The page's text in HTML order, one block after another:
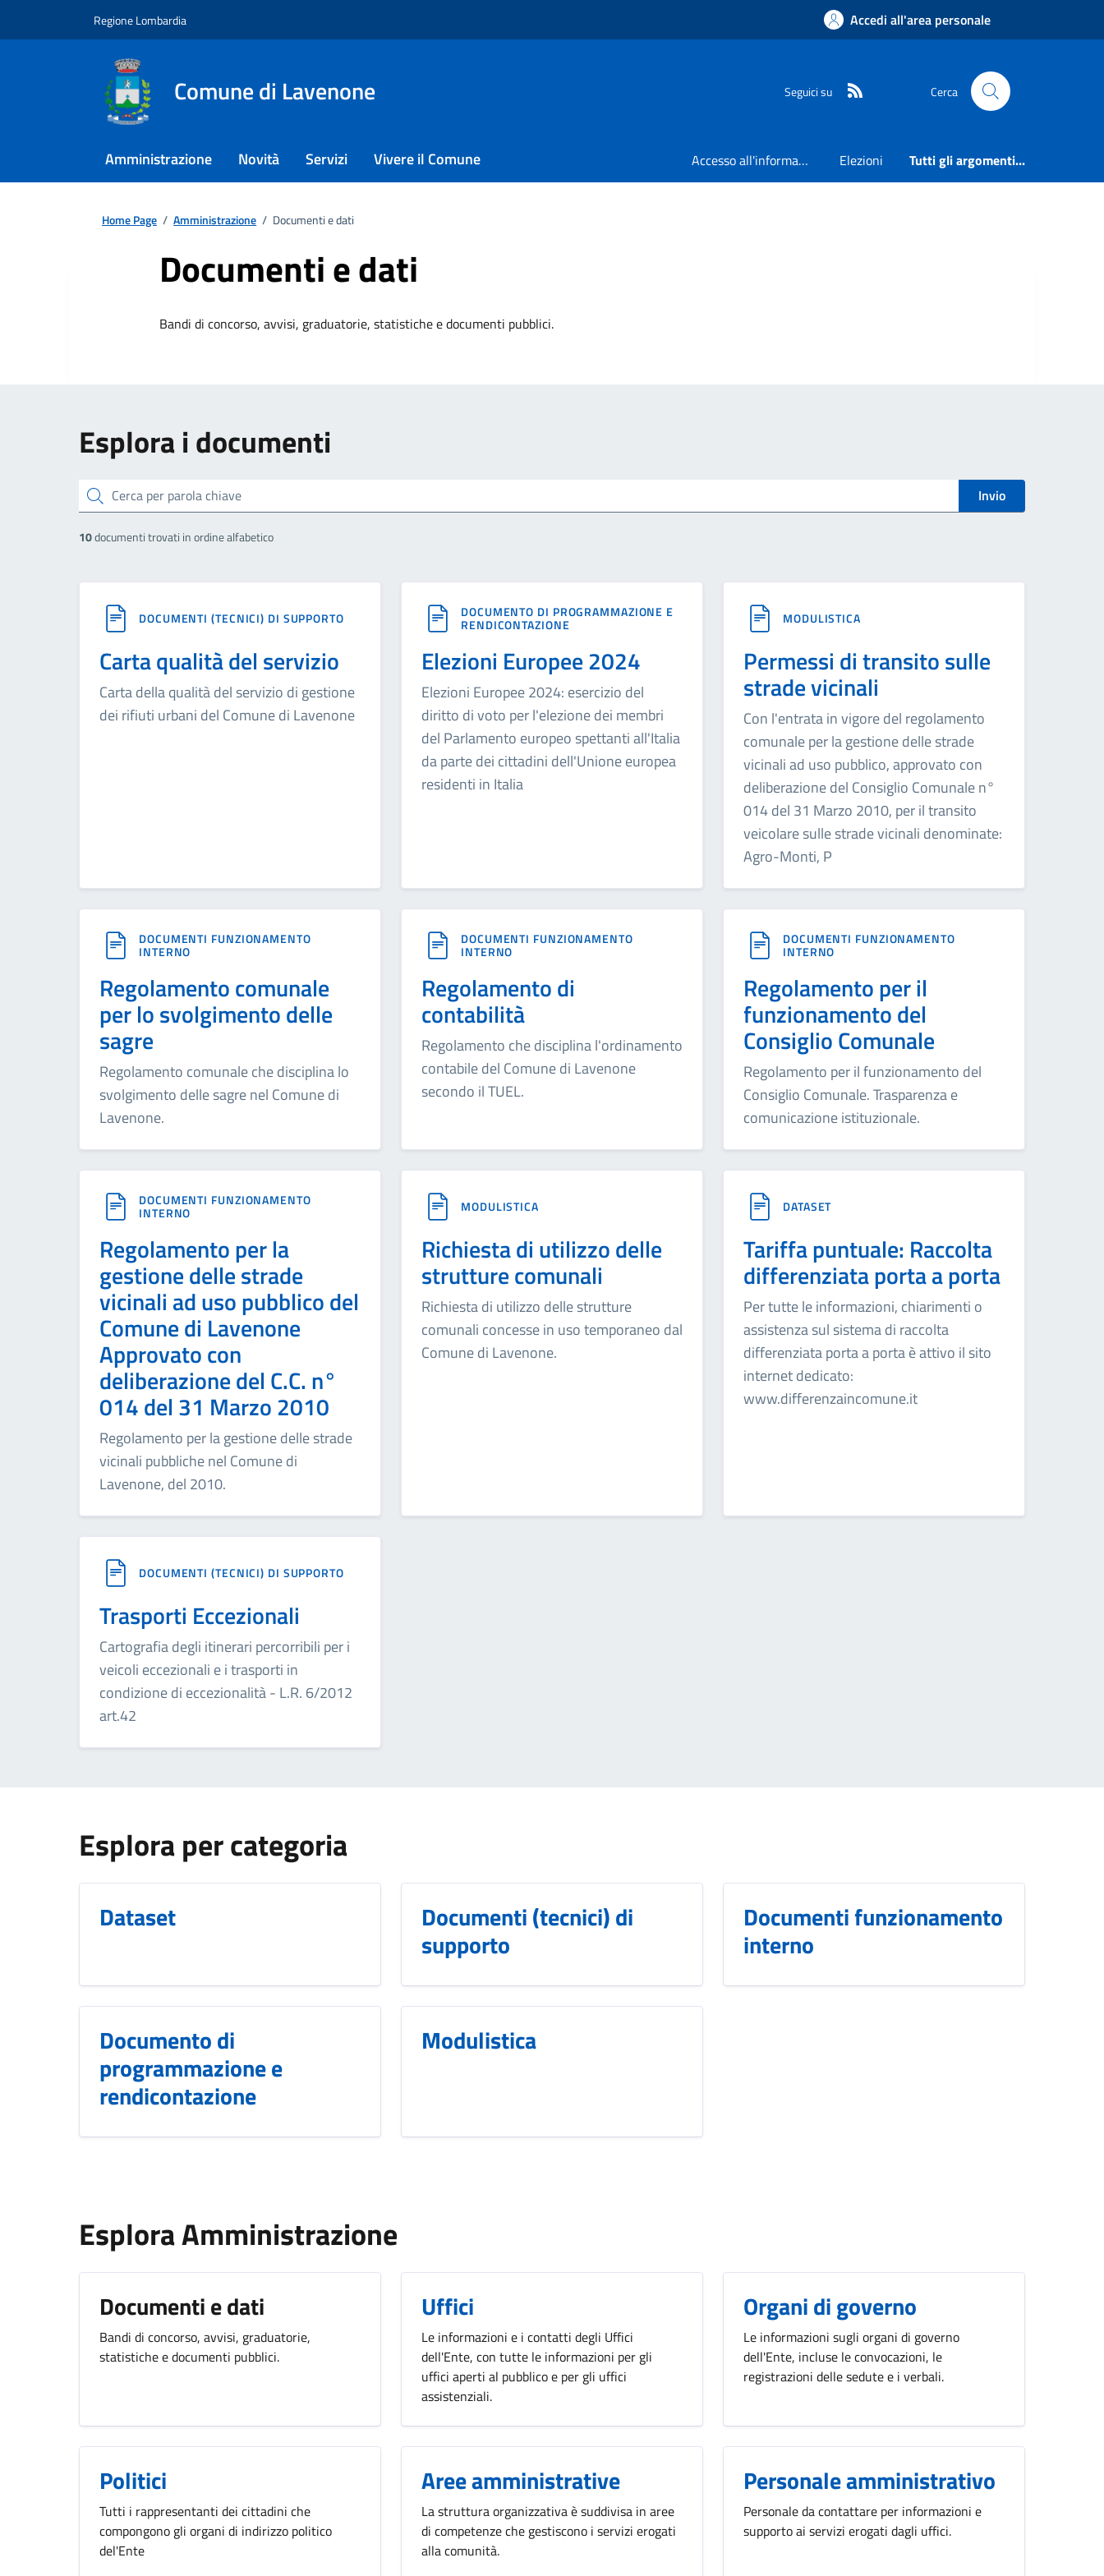
Regione Lombardia Accedi all'area personale
Comune di Lavenone Seguici su Cerca
Amministrazione Novità Servizi Vivere il Comune Accesso all'informazione Elezioni Tutti gli argomenti...
Home Page / Amministrazione / Documenti e dati
Documenti e dati
Bandi di concorso, avvisi, graduatorie, statistiche e documenti pubblici.
Esplora i documenti
cerca Invio
10documenti trovati in ordine alfabetico
DOCUMENTI (TECNICI) DI SUPPORTO
Carta qualità del servizio
Carta della qualità del servizio di gestione
dei rifiuti urbani del Comune di Lavenone
DOCUMENTO DI PROGRAMMAZIONE E
RENDICONTAZIONE
Elezioni Europee 2024
Elezioni Europee 2024: esercizio del
diritto di voto per l'elezione dei membri
del Parlamento europeo spettanti all'Italia
da parte dei cittadini dell'Unione europea
residenti in Italia
MODULISTICA
Permessi di transito sulle
strade vicinali
Con l'entrata in vigore del regolamento
comunale per la gestione delle strade
vicinali ad uso pubblico, approvato con
deliberazione del Consiglio Comunale n°
014 del 31 Marzo 2010, per il transito
veicolare sulle strade vicinali denominate:
Agro-Monti, P
DOCUMENTI FUNZIONAMENTO
INTERNO
Regolamento comunale
per lo svolgimento delle
sagre
Regolamento comunale che disciplina lo
svolgimento delle sagre nel Comune di
Lavenone.
DOCUMENTI FUNZIONAMENTO
INTERNO
Regolamento di
contabilità
Regolamento che disciplina l'ordinamento
contabile del Comune di Lavenone
secondo il TUEL.
DOCUMENTI FUNZIONAMENTO
INTERNO
Regolamento per il
funzionamento del
Consiglio Comunale
Regolamento per il funzionamento del
Consiglio Comunale. Trasparenza e
comunicazione istituzionale.
DOCUMENTI FUNZIONAMENTO
INTERNO
Regolamento per la
gestione delle strade
vicinali ad uso pubblico del
Comune di Lavenone
Approvato con
deliberazione del C.C. n°
014 del 31 Marzo 2010
Regolamento per la gestione delle strade
vicinali pubbliche nel Comune di
Lavenone, del 2010.
MODULISTICA
Richiesta di utilizzo delle
strutture comunali
Richiesta di utilizzo delle strutture
comunali concesse in uso temporaneo dal
Comune di Lavenone.
DATASET
Tariffa puntuale: Raccolta
differenziata porta a porta
Per tutte le informazioni, chiarimenti o
assistenza sul sistema di raccolta
differenziata porta a porta è attivo il sito
internet dedicato:
www.differenzaincomune.it
DOCUMENTI (TECNICI) DI SUPPORTO
Trasporti Eccezionali
Cartografia degli itinerari percorribili per i
veicoli eccezionali e i trasporti in
condizione di eccezionalità - L.R. 6/2012
art.42
Esplora per categoria
Dataset Documenti (tecnici) di
supporto
Documenti funzionamento
interno
Documento di
programmazione e
rendicontazione
Modulistica
Esplora Amministrazione
Documenti e dati
Bandi di concorso, avvisi, graduatorie,
statistiche e documenti pubblici.
Uffici
Le informazioni e i contatti degli Uffici
dell'Ente, con tutte le informazioni per gli
uffici aperti al pubblico e per gli uffici
assistenziali.
Organi di governo
Le informazioni sugli organi di governo
dell'Ente, incluse le convocazioni, le
registrazioni delle sedute e i verbali.
Politici
Tutti i rappresentanti dei cittadini che
compongono gli organi di indirizzo politico
del'Ente
Aree amministrative
La struttura organizzativa è suddivisa in aree
di competenze che gestiscono i servizi erogati
alla comunità.
Personale amministrativo
Personale da contattare per informazioni e
supporto ai servizi erogati dagli uffici.